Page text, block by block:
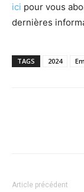
ici pour vous
dernières
TAGS 2024
Article précédent